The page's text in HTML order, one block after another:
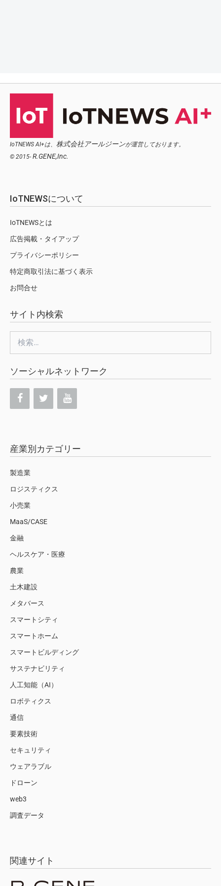
IoTNEWS AI+は、 株式会社アールジーンが運営しております。
© 2015- R.GENE,Inc.
IoTNEWSについて
IoTNEWSとは
広告掲載・タイアップ
プライバシーポリシー
特定商取引法に基づく表示
お問合せ
サイト内検索
索:
ソーシャルネットワーク
産業別カテゴリー
製造業
ロジスティクス
小売業
MaaS/CASE
金融
ヘルスケア・医療
農業
土木建設
メタバース
スマートシティ
スマートホーム
スマートビルディング
サステナビリティ
人工知能（AI）
ロボティクス
通信
要素技術
セキュリティ
ウェアラブル
ドローン
web3
調査データ
関連サイト